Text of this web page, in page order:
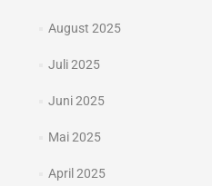
August 2025
Juli 2025
Juni 2025
Mai 2025
April 2025